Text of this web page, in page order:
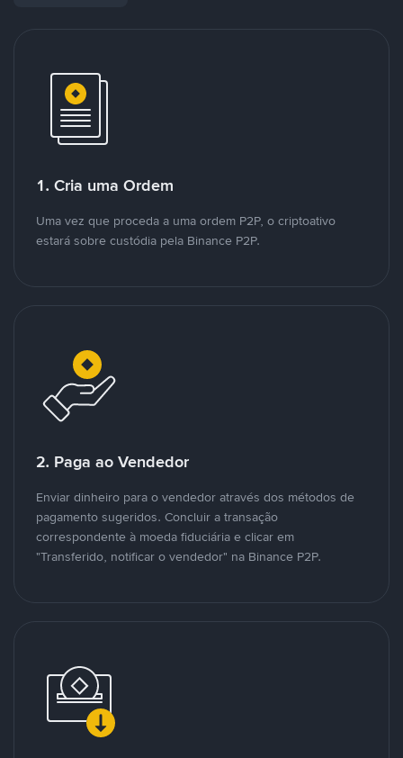
1. Cria uma Ordem
Uma vez que proceda a uma ordem P2P, o criptoativo
estará sobre custódia pela Binance P2P.
2. Paga ao Vendedor
Enviar dinheiro para o vendedor através dos métodos de
pagamento sugeridos. Concluir a transação
correspondente à moeda fiduciária e clicar em
"Transferido, notificar o vendedor" na Binance P2P.